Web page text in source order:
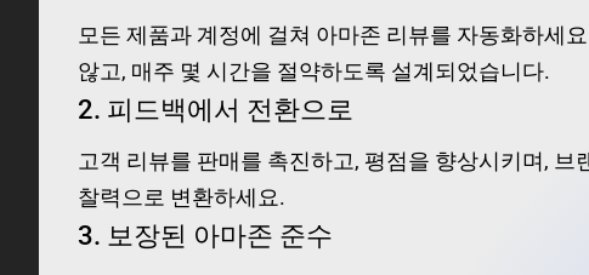
모든 제품과 계정에 걸쳐 아마존 리뷰를 자동화하세
않고, 매주 몇 시간을 절약하도록 설계되었습니다.
2. 피드백에서 전환으로
고객 리뷰를 판매를 촉진하고, 평점을 향상시키며, 브
찰력으로 변환하세요.
3. 보장된 아마존 준수